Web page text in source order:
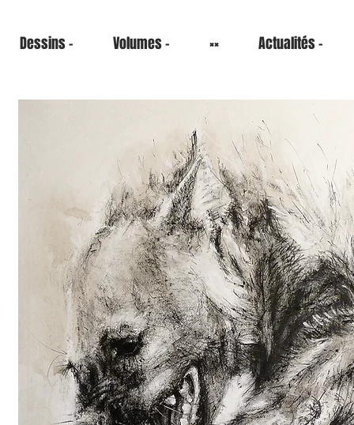
Dessins - Volumes - ×× Actualités -